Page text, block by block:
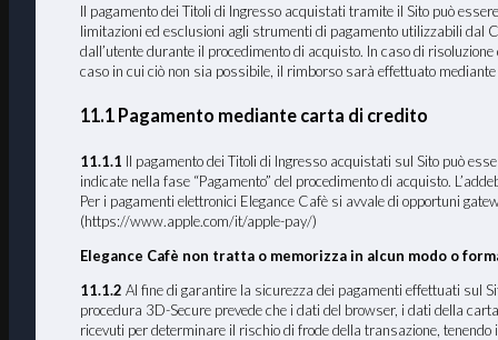
Il pagamento dei Titoli di Ingresso acquistati tramite il Sito può
limitazioni ed esclusioni agli strumenti di pagamento utilizzabili dal
dall’utente durante il procedimento di acquisto. In caso di
caso in cui ciò non sia possibile, il rimborso sarà effettuato
11.1 Pagamento mediante carta di credito
11.1.1 Il pagamento dei Titoli di Ingresso acquistati sul Sito può
indicate nella fase “Pagamento” del procedimento di acquisto.
Per i pagamenti elettronici Elegance Cafè si avvale di opportuni
(https://www.apple.com/it/apple-pay/)
Elegance Cafè non tratta o memorizza in alcun modo o
11.1.2Al fine di garantire la sicurezza dei pagamenti effettuati sul
procedura 3D-Secure prevede che i dati del browser, i dati della
ricevuti per determinare il rischio di frode della transazione,